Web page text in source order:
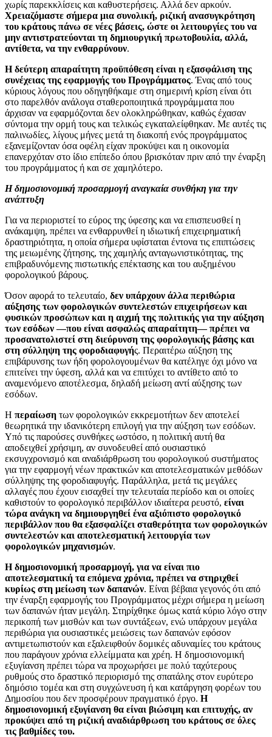
χωρίς παρεκκλίσεις και καθυστερήσεις. Αλλά δεν αρκούν.
Χρειαζόμαστε σήμερα μια συνολική, ριζική ανασυγκρότηση
του κράτους πάνω σε νέες βάσεις, ώστε οι λειτουργίες του να
μην αντιστρατεύονται τη δημιουργική πρωτοβουλία, αλλά,
αντίθετα, να την ενθαρρύνουν.
Η δεύτερη απαραίτητη προϋπόθεση είναι η εξασφάλιση της
συνέχειας της εφαρμογής του Προγράμματος. Ένας από τους
κύριους λόγους που οδηγηθήκαμε στη σημερινή κρίση είναι ότι
στο παρελθόν ανάλογα σταθεροποιητικά προγράμματα που
άρχισαν να εφαρμόζονται δεν ολοκληρώθηκαν, καθώς έχασαν
σύντομα την ορμή τους και τελικώς εγκαταλείφθηκαν. Με αυτές τις
παλινωδίες, λίγους μήνες μετά τη διακοπή ενός προγράμματος
εξανεμίζονταν όσα οφέλη είχαν προκύψει και η οικονομία
επανερχόταν στο ίδιο επίπεδο όπου βρισκόταν πριν από την έναρξη
του προγράμματος ή και σε χαμηλότερο.
Η δημοσιονομική προσαρμογή αναγκαία συνθήκη για την
ανάπτυξη
Για να περιοριστεί το εύρος της ύφεσης και να επισπευσθεί η
ανάκαμψη, πρέπει να ενθαρρυνθεί η ιδιωτική επιχειρηματική
δραστηριότητα, η οποία σήμερα υφίσταται έντονα τις επιπτώσεις
της μειωμένης ζήτησης, της χαμηλής ανταγωνιστικότητας, της
επιβραδυνόμενης πιστωτικής επέκτασης και του αυξημένου
φορολογικού βάρους.
Όσον αφορά το τελευταίο, δεν υπάρχουν άλλα περιθώρια
αύξησης των φορολογικών συντελεστών επιχειρήσεων και
φυσικών προσώπων και η αιχμή της πολιτικής για την αύξηση
των εσόδων ―που είναι ασφαλώς απαραίτητη― πρέπει να
προσανατολιστεί στη διεύρυνση της φορολογικής βάσης και
στη σύλληψη της φοροδιαφυγής. Περαιτέρω αύξηση της
επιβάρυνσης των ήδη φορολογουμένων θα κατέληγε όχι μόνο να
επιτείνει την ύφεση, αλλά και να επιτύχει το αντίθετο από το
αναμενόμενο αποτέλεσμα, δηλαδή μείωση αντί αύξησης των
εσόδων.
Η περαίωση των φορολογικών εκκρεμοτήτων δεν αποτελεί
θεωρητικά την ιδανικότερη επιλογή για την αύξηση των εσόδων.
Υπό τις παρούσες συνθήκες ωστόσο, η πολιτική αυτή θα
αποδειχθεί χρήσιμη, αν συνοδευθεί από ουσιαστικό
εκσυγχρονισμό και αναδιάρθρωση του φορολογικού συστήματος
για την εφαρμογή νέων πρακτικών και αποτελεσματικών μεθόδων
σύλληψης της φοροδιαφυγής. Παράλληλα, μετά τις μεγάλες
αλλαγές που έχουν εισαχθεί την τελευταία περίοδο και οι οποίες
καθιστούν το φορολογικό περιβάλλον ιδιαίτερα ρευστό, είναι
τώρα ανάγκη να δημιουργηθεί ένα αξιόπιστο φορολογικό
περιβάλλον που θα εξασφαλίζει σταθερότητα των φορολογικών
συντελεστών και αποτελεσματική λειτουργία των
φορολογικών μηχανισμών.
Η δημοσιονομική προσαρμογή, για να είναι πιο
αποτελεσματική τα επόμενα χρόνια, πρέπει να στηριχθεί
κυρίως στη μείωση των δαπανών. Είναι βέβαια γεγονός ότι από
την έναρξη εφαρμογής του Προγράμματος μέχρι σήμερα η μείωση
των δαπανών ήταν μεγάλη. Στηρίχθηκε όμως κατά κύριο λόγο στην
περικοπή των μισθών και των συντάξεων, ενώ υπάρχουν μεγάλα
περιθώρια για ουσιαστικές μειώσεις των δαπανών εφόσον
αντιμετωπιστούν και εξαλειφθούν δομικές αδυναμίες του κράτους
που παράγουν χρόνια ελλείμματα και χρέη. Η δημοσιονομική
εξυγίανση πρέπει τώρα να προχωρήσει με πολύ ταχύτερους
ρυθμούς στο δραστικό περιορισμό της σπατάλης στον ευρύτερο
δημόσιο τομέα και στη συγχώνευση ή και κατάργηση φορέων του
Δημοσίου που δεν προσφέρουν πραγματικό έργο. Η
δημοσιονομική εξυγίανση θα είναι βιώσιμη και επιτυχής, αν
προκύψει από τη ριζική αναδιάρθρωση του κράτους σε όλες
τις βαθμίδες του.